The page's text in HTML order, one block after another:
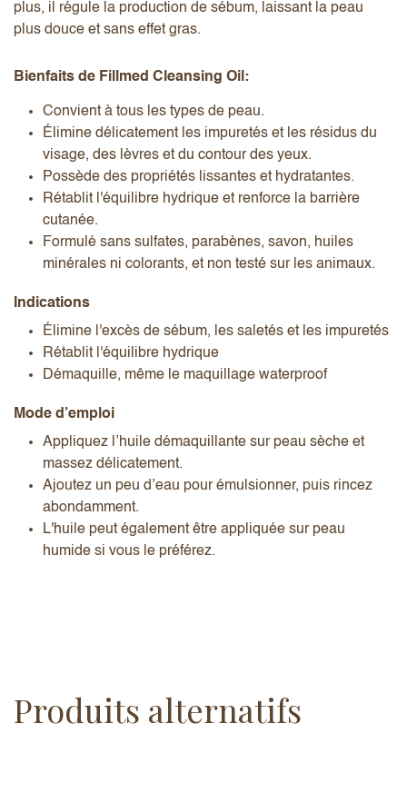
plus, il régule la production de sébum, laissant la peau
plus douce et sans effet gras.
Bienfaits de Fillmed Cleansing Oil:
Convient à tous les types de peau.
Élimine délicatement les impuretés et les résidus du
visage, des lèvres et du contour des yeux.
Possède des propriétés lissantes et hydratantes.
Rétablit l'équilibre hydrique et renforce la barrière
cutanée.
Formulé sans sulfates, parabènes, savon, huiles
minérales ni colorants, et non testé sur les animaux.
Indications
Élimine l'excès de sébum, les saletés et les impuretés
Rétablit l'équilibre hydrique
Démaquille, même le maquillage waterproof
Mode d’emploi
Appliquez l’huile démaquillante sur peau sèche et
massez délicatement.
Ajoutez un peu d’eau pour émulsionner, puis rincez
abondamment.
L'huile peut également être appliquée sur peau
humide si vous le préférez.
Produits alternatifs